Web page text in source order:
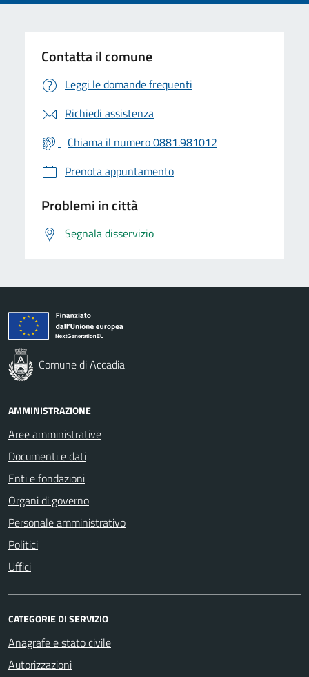
Contatta il comune
Leggi le domande frequenti
Richiedi assistenza
Chiama il numero 0881.981012
Prenota appuntamento
Problemi in città
Segnala disservizio
Comune di Accadia
AMMINISTRAZIONE
Aree amministrative
Documenti e dati
Enti e fondazioni
Organi di governo
Personale amministrativo
Politici
Uffici
CATEGORIE DI SERVIZIO
Anagrafe e stato civile
Autorizzazioni